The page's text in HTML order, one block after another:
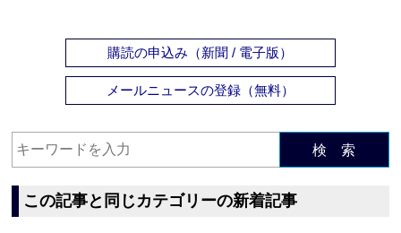
購読の申込み（新聞 / 電子版）
メールニュースの登録（無料）
検 索
この記事と同じカテゴリーの新着記事